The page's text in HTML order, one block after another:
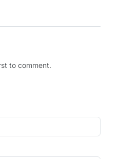
to comment.